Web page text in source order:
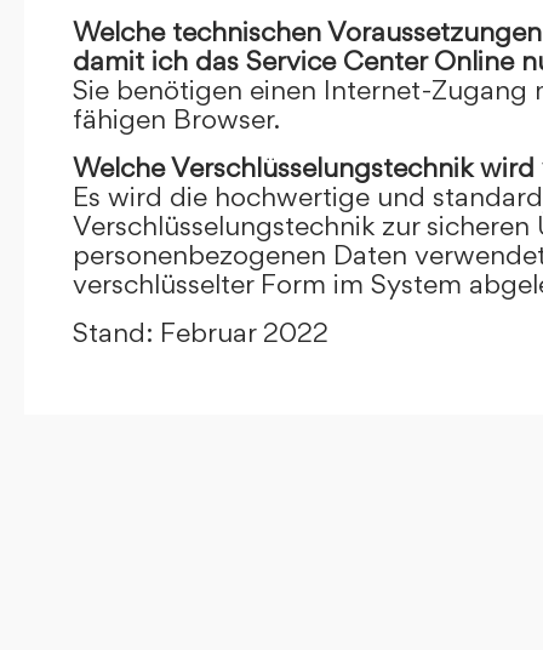
Welche technischen
damit ich das Service Center Online
Sie benötigen einen Internet-Zugang
fähigen Browser.
Welche Verschlüsselungstechnik
Es wird die hochwertige und
Verschlüsselungstechnik zur
personenbezogenen Daten
verschlüsselter Form im System
Stand: Februar 2022